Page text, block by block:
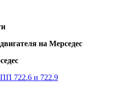
на Мерседес
722.6 и 722.9